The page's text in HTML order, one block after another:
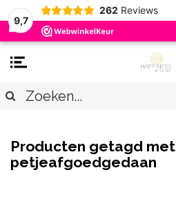
9,7
262 Reviews
Producten getagd met
petjeafgoedgedaan